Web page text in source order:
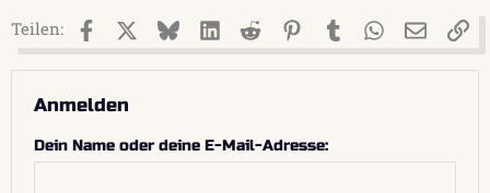
Teilen: FacebookX (Twitter)
BlueskyLinkedIn
Reddit PinterestTumblr WhatsApp
E-Mail
Anmelden
Dein Name oder deine E-Mail-Adresse